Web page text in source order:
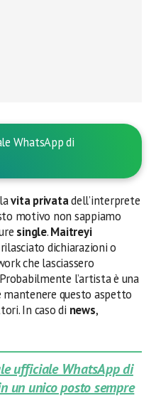
WhatsApp di
vita privatadell’interprete
motivo non sappiamo
single.Maitreyi
dichiarazioni o
che lasciassero
l’artista è una
mantenere questo aspetto
In caso di news,
ufficiale WhatsApp di
un unico posto sempre